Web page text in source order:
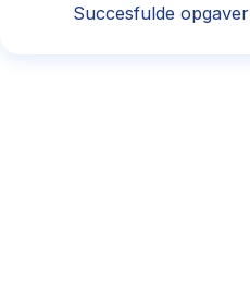
Succesfulde opgaver